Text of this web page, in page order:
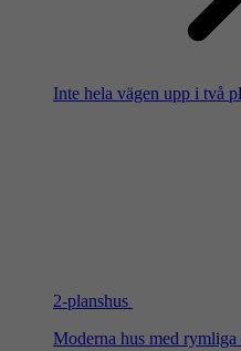
Inte hela vägen upp i två
2-planshus
Moderna hus med